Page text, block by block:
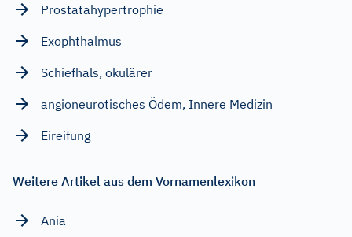
Prostatahypertrophie
Exophthalmus
Schiefhals, okulärer
angioneurotisches Ödem, Innere Medizin
Eireifung
Weitere Artikel aus dem Vornamenlexikon
Ania